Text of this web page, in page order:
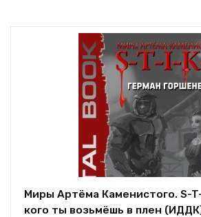
Миры Артёма Каменистого. S-
кого ты возьмёшь в плен